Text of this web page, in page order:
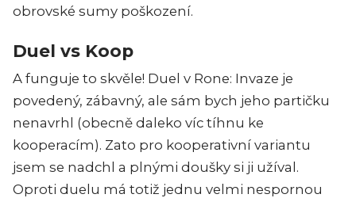
obrovské sumy poškození.
Duel vs Koop
A funguje to skvěle! Duel v Rone: Invaze je
povedený, zábavný, ale sám bych jeho partičku
nenavrhl (obecně daleko víc tíhnu ke
kooperacím). Zato pro kooperativní variantu
jsem se nadchl a plnými doušky si ji užíval.
Oproti duelu má totiž jednu velmi nespornou